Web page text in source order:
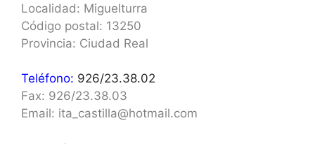
Localidad: Miguelturra
Código postal: 13250
Provincia: Ciudad Real
Teléfono: 926/23.38.02
Fax: 926/23.38.03
Email: ita_castilla@hotmail.com